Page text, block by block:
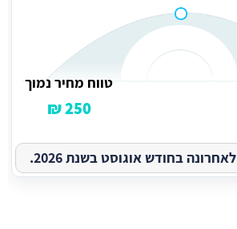
טווח מחיר נמוך
250 ₪
בחודש אוגוסט בשנת 2026.